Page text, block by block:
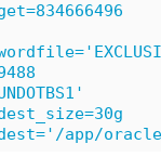
app/